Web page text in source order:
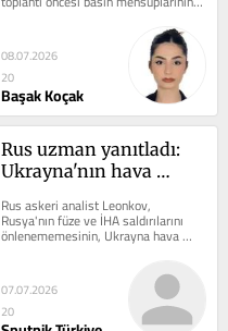
sorularını yanıtladı....
08.07.2026
20
Başak Koçak
Rus uzman yanıtladı:
Ukrayna'nın hava
saldırılarına neden
karşı koyamıyor?
Rus askeri analist Leonkov,
Rusya'nın füze ve İHA saldırılarını
önlenememesinin, Ukrayna hava
savunma kuvvetlerinin bu tür
07.07.2026
20